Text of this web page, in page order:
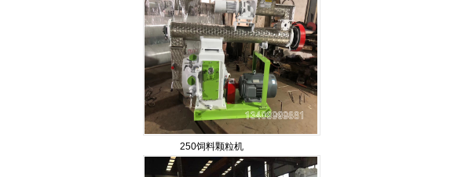
250饲料颗粒机